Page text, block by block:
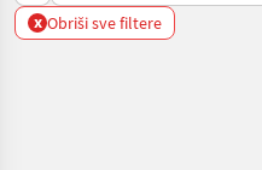
x Obriši sve filtere